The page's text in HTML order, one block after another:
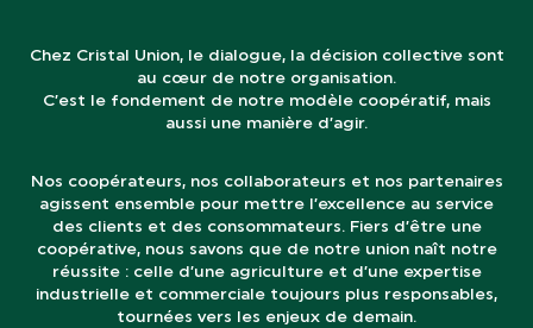
Chez Cristal Union, le dialogue, la décision collective sont
au cœur de notre organisation.
C’est le fondement de notre modèle coopératif, mais
aussi une manière d’agir.
Nos coopérateurs, nos collaborateurs et nos partenaires
agissent ensemble pour mettre l’excellence au service
des clients et des consommateurs. Fiers d’être une
coopérative, nous savons que de notre union naît notre
réussite : celle d’une agriculture et d’une expertise
industrielle et commerciale toujours plus responsables,
tournées vers les enjeux de demain.